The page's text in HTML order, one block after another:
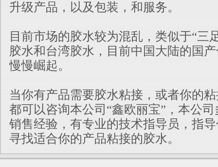
升级产品，以及包装，和服务。
目前市场的胶水较为混乱，类似于“三
胶水和台湾胶水，目前中国大陆的国
慢慢崛起。
当你有产品需要胶水粘接，或者你的
都可以咨询本公司“鑫欧丽宝”，本公司
销售经验，有专业的技术指导员，指
寻找适合你的产品粘接的胶水。